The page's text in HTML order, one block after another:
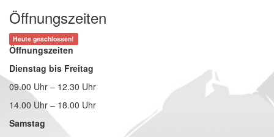
Öffnungszeiten
Heute geschlossen!
Öffnungszeiten
Dienstag bis Freitag
09.00 Uhr – 12.30 Uhr
14.00 Uhr – 18.00 Uhr
Samstag